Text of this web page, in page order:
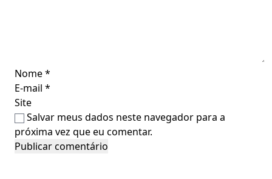
Nome*
E-mail *
Site
Salvar meus dados neste navegador para a
próxima vez que eu comentar.